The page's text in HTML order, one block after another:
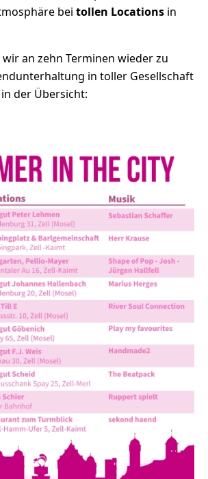
bei tollen Locations in
wir an zehn Terminen wieder zu
in toller Gesellschaft
der Übersicht: